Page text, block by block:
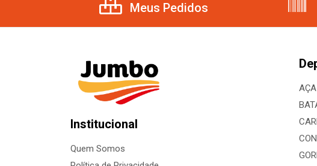
Meus Pedidos
Institucional
Quem Somos